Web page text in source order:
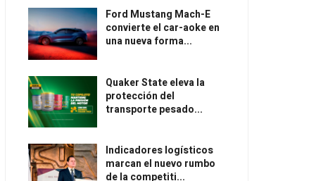
Ford Mustang Mach-E
convierte el car-aoke en
una nueva forma...
Quaker State eleva la
protección del
transporte pesado...
Indicadores logísticos
marcan el nuevo rumbo
de la competiti...